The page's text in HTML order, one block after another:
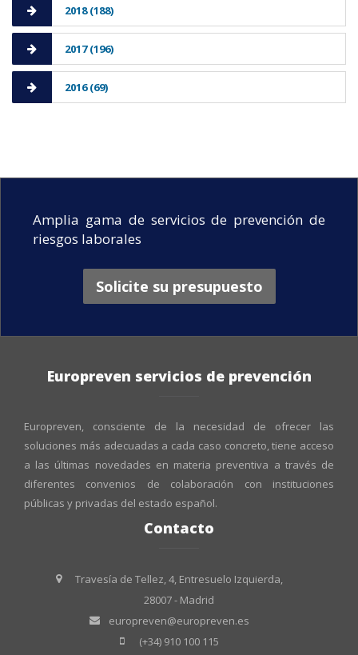
2018 (188)
2017 (196)
2016 (69)
Amplia gama de servicios de prevención de
riesgos laborales
Solicite su presupuesto
Europreven servicios de prevención
Europreven, consciente de la necesidad de ofrecer las
soluciones más adecuadas a cada caso concreto, tiene acceso
a las últimas novedades en materia preventiva a través de
diferentes convenios de colaboración con instituciones
públicas y privadas del estado español.
Contacto
Travesía de Tellez, 4, Entresuelo Izquierda,
28007 - Madrid
europreven@europreven.es
(+34) 910 100 115